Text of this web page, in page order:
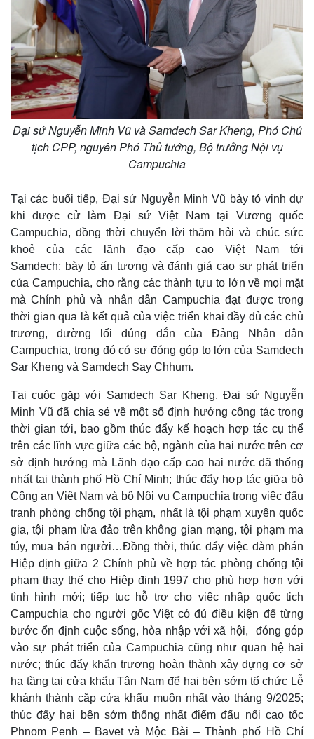
Thế giới
Quan sát
Cuộc sống đó đây
Hồ sơ
Multimedia
Video
Ảnh
E-Magazine
Infographic
e
Đại sứ Nguyễn Minh Vũ và Samdech Sar Kheng, Phó Chủ
tịch CPP, nguyên Phó Thủ tướng, Bộ trưởng Nội vụ
Campuchia
Tại các buổi tiếp, Đại sứ Nguyễn Minh Vũ bày tỏ vinh dự
khi được cử làm Đại sứ Việt Nam tại Vương quốc
Campuchia, đồng thời chuyển lời thăm hỏi và chúc sức
khoẻ của các lãnh đạo cấp cao Việt Nam tới
Samdech; bày tỏ ấn tượng và đánh giá cao sự phát triển
của Campuchia, cho rằng các thành tựu to lớn về mọi mặt
mà Chính phủ và nhân dân Campuchia đạt được trong
thời gian qua là kết quả của việc triển khai đầy đủ các chủ
trương, đường lối đúng đắn của Đảng Nhân dân
Campuchia, trong đó có sự đóng góp to lớn của Samdech
Sar Kheng và Samdech Say Chhum.
Tại cuộc gặp với Samdech Sar Kheng, Đại sứ Nguyễn
Minh Vũ đã chia sẻ về một số định hướng công tác trong
thời gian tới, bao gồm thúc đẩy kế hoạch hợp tác cụ thể
trên các lĩnh vực giữa các bộ, ngành của hai nước trên cơ
sở định hướng mà Lãnh đạo cấp cao hai nước đã thống
nhất tại thành phố Hồ Chí Minh; thúc đẩy hợp tác giữa bộ
Công an Việt Nam và bộ Nội vụ Campuchia trong việc đấu
tranh phòng chống tội phạm, nhất là tội phạm xuyên quốc
gia, tội phạm lừa đảo trên không gian mạng, tội phạm ma
túy, mua bán người…Đồng thời, thúc đẩy việc đàm phán
Hiệp định giữa 2 Chính phủ về hợp tác phòng chống tội
phạm thay thế cho Hiệp định 1997 cho phù hợp hơn với
tình hình mới; tiếp tục hỗ trợ cho việc nhập quốc tịch
Campuchia cho người gốc Việt có đủ điều kiện để từng
bước ổn định cuộc sống, hòa nhập với xã hội, đóng góp
vào sự phát triển của Campuchia cũng như quan hệ hai
nước; thúc đẩy khẩn trương hoàn thành xây dựng cơ sở
hạ tầng tại cửa khẩu Tân Nam để hai bên sớm tổ chức Lễ
khánh thành cặp cửa khẩu muộn nhất vào tháng 9/2025;
thúc đẩy hai bên sớm thống nhất điểm đấu nối cao tốc
Phnom Penh – Bavet và Mộc Bài – Thành phố Hồ Chí